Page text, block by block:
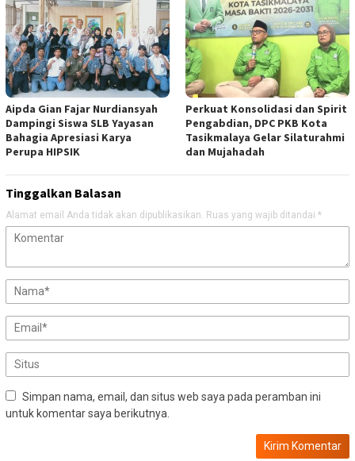
Aipda Gian Fajar Nurdiansyah
Dampingi Siswa SLB Yayasan
Bahagia Apresiasi Karya
Perupa HIPSIK
Perkuat Konsolidasi dan Spirit
Pengabdian, DPC PKB Kota
Tasikmalaya Gelar Silaturahmi
dan Mujahadah
Tinggalkan Balasan
Alamat email Anda tidak akan dipublikasikan. Ruas yang wajib ditandai *
Simpan nama, email, dan situs web saya pada peramban ini
untuk komentar saya berikutnya.